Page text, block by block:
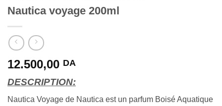
Nautica voyage 200ml
12.500,00 DA
DESCRIPTION:
Nautica Voyage de Nautica est un parfum Boisé Aquatique